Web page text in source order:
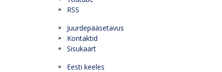
RSS
Juurdepääsetavus
Kontaktid
Sisukaart
Eesti keeles